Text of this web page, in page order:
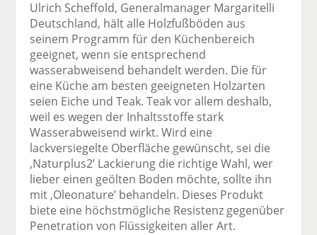
Ulrich Scheffold, Generalmanager Margaritelli
Deutschland, hält alle Holzfußböden aus
seinem Programm für den Küchenbereich
geeignet, wenn sie entsprechend
wasserabweisend behandelt werden. Die für
eine Küche am besten geeigneten Holzarten
seien Eiche und Teak. Teak vor allem deshalb,
weil es wegen der Inhaltsstoffe stark
Wasserabweisend wirkt. Wird eine
lackversiegelte Oberfläche gewünscht, sei die
,Naturplus2’ Lackierung die richtige Wahl, wer
lieber einen geölten Boden möchte, sollte ihn
mit ,Oleonature’ behandeln. Dieses Produkt
biete eine höchstmögliche Resistenz gegenüber
Penetration von Flüssigkeiten aller Art.